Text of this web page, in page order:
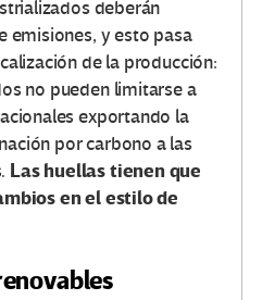
deberán
emisiones, y esto pasa
de la producción:
no pueden limitarse a
exportando la
por carbono a las
Las huellas tienen que
en el estilo de